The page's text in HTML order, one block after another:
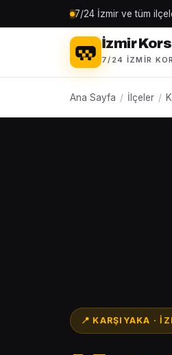
7/24 İzmir ve tüm
İzmir
7/24 İZMIR
Ana Sayfa / İlçeler /
📍 KARŞIYAKA ·